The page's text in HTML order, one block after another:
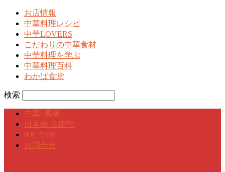
お店情報
中華料理レシピ
中華LOVERS
こだわりの中華食材
中華料理を学ぶ
中華料理百科
わかば食堂
検索
中華･高橋
日本橋 古樹軒
80CでPR
お問合せ